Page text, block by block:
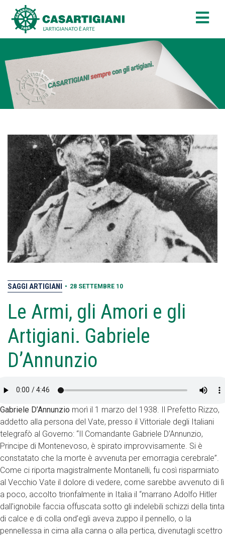
SAGGI ARTIGIANI • 28 SETTEMBRE 10
Le Armi, gli Amori e gli
Artigiani. Gabriele
D’Annunzio
Gabriele D’Annunzio morì il 1 marzo del 1938. Il Prefetto Rizzo,
addetto alla persona del Vate, presso il Vittoriale degli Italiani
telegrafò al Governo: “Il Comandante Gabriele D’Annunzio,
Principe di Montenevoso, è spirato improvvisamente. Si è
constatato che la morte è avvenuta per emorragia cerebrale”.
Come ci riporta magistralmente Montanelli, fu così risparmiato
al Vecchio Vate il dolore di vedere, come sarebbe avvenuto di lì
a poco, accolto trionfalmente in Italia il “marrano Adolfo Hitler
dall’ignobile faccia offuscata sotto gli indelebili schizzi della tinta
di calce e di colla ond’egli aveva zuppo il pennello, o la
pennellessa in cima alla canna o alla pertica, divenutagli scettro